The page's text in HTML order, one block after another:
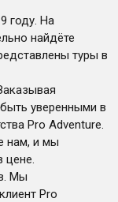
году. На
найдёте
туры в
уверенными в
Pro Adventure.
нам, и мы
цене.
Мы
Pro